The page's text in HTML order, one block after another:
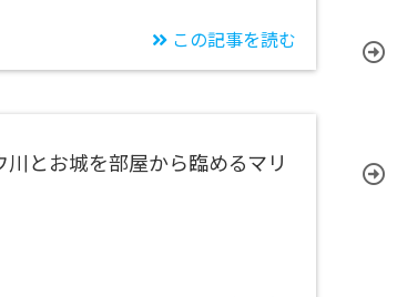
この記事を読む
とお城を部屋から臨めるマリ